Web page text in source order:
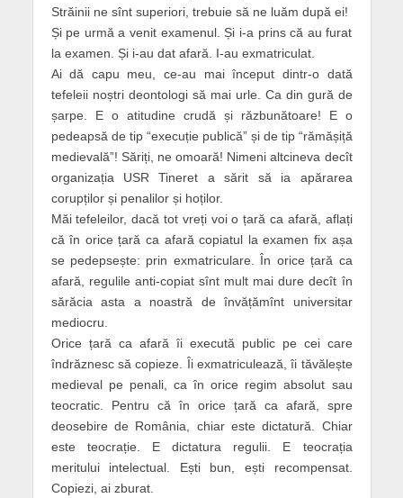
Străinii ne sînt superiori, trebuie să ne luăm după ei!
Și pe urmă a venit examenul. Și i-a prins că au furat
la examen. Și i-au dat afară. I-au exmatriculat.
Ai dă capu meu, ce-au mai început dintr-o dată
tefeleii noștri deontologi să mai urle. Ca din gură de
șarpe. E o atitudine crudă și răzbunătoare! E o
pedeapsă de tip “execuție publică” și de tip “rămășiță
medievală”! Săriți, ne omoară! Nimeni altcineva decît
organizația USR Tineret a sărit să ia apărarea
corupților și penalilor și hoților.
Măi tefeleilor, dacă tot vreți voi o țară ca afară, aflați
că în orice țară ca afară copiatul la examen fix așa
se pedepsește: prin exmatriculare. În orice țară ca
afară, regulile anti-copiat sînt mult mai dure decît în
sărăcia asta a noastră de învățămînt universitar
mediocru.
Orice țară ca afară îi execută public pe cei care
îndrăznesc să copieze. Îi exmatriculează, îi tăvălește
medieval pe penali, ca în orice regim absolut sau
teocratic. Pentru că în orice țară ca afară, spre
deosebire de România, chiar este dictatură. Chiar
este teocrație. E dictatura regulii. E teocrația
meritului intelectual. Ești bun, ești recompensat.
Copiezi, ai zburat.